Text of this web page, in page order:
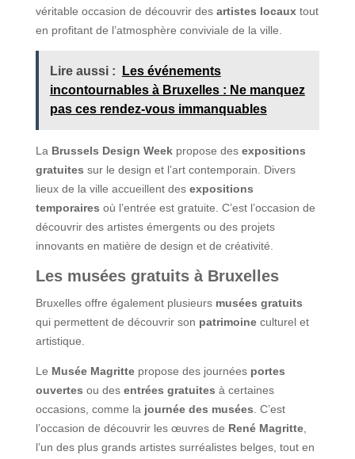
véritable occasion de découvrir des artistes locauxtout
en profitant de l’atmosphère conviviale de la ville.
Lire aussi :
Les événements
incontournables à Bruxelles : Ne manquez
pas ces rendez-vous immanquables
La Brussels Design Weekpropose des expositions
gratuites sur le design et l’art contemporain. Divers
lieux de la ville accueillent des expositions
temporaires où l’entrée est gratuite. C’est l’occasion de
découvrir des artistes émergents ou des projets
innovants en matière de design et de créativité.
Les musées gratuits à Bruxelles
Bruxelles offre également plusieurs musées gratuits
qui permettent de découvrir son patrimoineculturel et
artistique.
Le Musée Magrittepropose des journées portes
ouvertes ou des entrées gratuites à certaines
occasions, comme la journée des musées . C’est
l’occasion de découvrir les œuvres de René Magritte,
l’un des plus grands artistes surréalistes belges, tout en